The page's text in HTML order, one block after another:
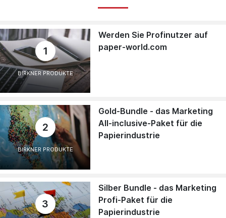
1
BIRKNER PRODUKTE
Werden Sie Profinutzer auf
paper-world.com
2
BIRKNER PRODUKTE
Gold-Bundle - das Marketing
All-inclusive-Paket für die
Papierindustrie
3
Silber Bundle - das Marketing
Profi-Paket für die
Papierindustrie